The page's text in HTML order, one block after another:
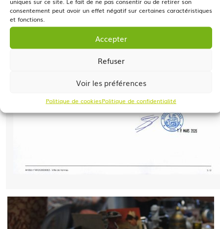
consentement peut avoir un effet négatif sur certaines caractéristiques
et fonctions.
Accepter
Refuser
Voir les préférences
Politique de cookiesPolitique de confidentialité